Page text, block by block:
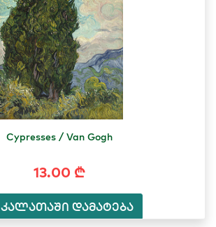
Cypresses / Van Gogh
13.00 ₾
კალათაში დამატება